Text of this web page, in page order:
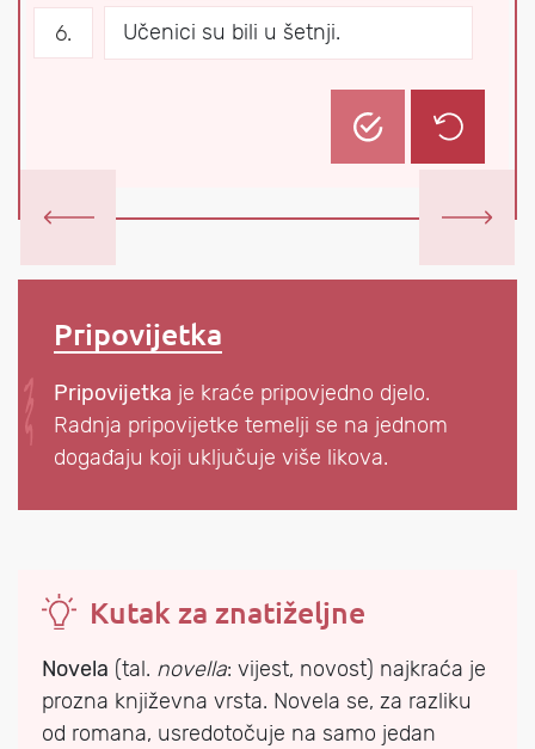
Učenici su bili u šetnji.
Pripovijetka
Pripovijetka je kraće pripovjedno djelo.
Radnja pripovijetke temelji se na jednom
događaju koji uključuje više likova.
Kutak za znatiželjne
Novela (tal. novella: vijest, novost) najkraća je
prozna književna vrsta. Novela se, za razliku
od romana, usredotočuje na samo jedan